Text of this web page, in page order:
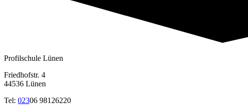
Profilschule Lünen
Friedhofstr. 4
44536 Lünen
Tel: 02306 98126220